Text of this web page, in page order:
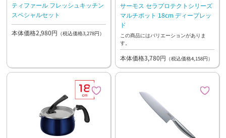
ティファール フレッシュキッチン
スペシャルセット
本体価格2,980円 （税込価格3,278円）
サーモス セラプロテクトシリーズ
マルチポット 18cm ディープレッ
ド
この商品にはバリエーションがありま
す。
本体価格3,780円 （税込価格4,158円）